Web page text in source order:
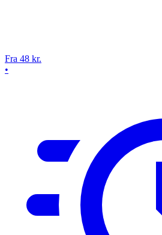
Fra 48 kr.
•